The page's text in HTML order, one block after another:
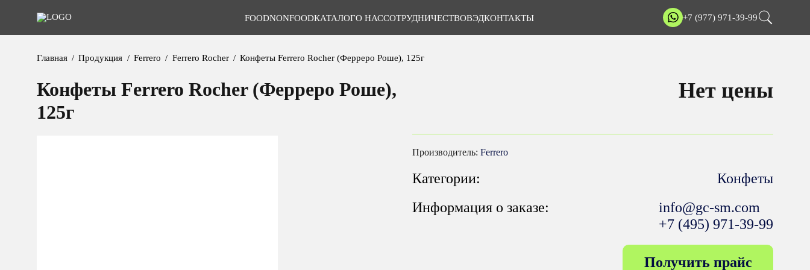
FOODNONFOODКАТАЛОГО НАССОТРУДНИЧЕСТВОВЭДКОНТАКТЫ +7 (977) 971-39-99
Главная Продукция Ferrero Ferrero Rocher Конфеты Ferrero Rocher (Ферреро Роше), 125г
Конфеты Ferrero Rocher (Ферреро Роше),
125г
Нет цены
Производитель:Ferrero
Категории:
Конфеты
Информация о заказе:
info@gc-sm.com
+7 (495) 971-39-99
Получить прайс